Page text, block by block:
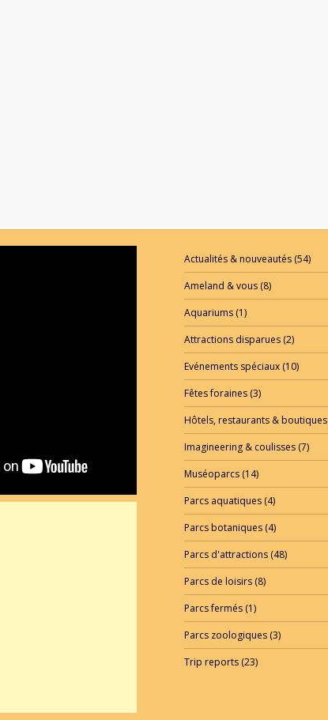
Actualités & nouveautés (54)
Ameland & vous (8)
Aquariums (1)
Attractions disparues (2)
Evénements spéciaux (10)
Fêtes foraines (3)
Hôtels, restaurants & boutiques
Imagineering & coulisses (7)
Muséoparcs (14)
Parcs aquatiques (4)
Parcs botaniques (4)
Parcs d'attractions (48)
Parcs de loisirs (8)
Parcs fermés (1)
Parcs zoologiques (3)
Trip reports (23)